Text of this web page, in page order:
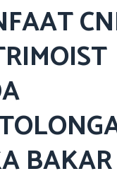
BAKAR